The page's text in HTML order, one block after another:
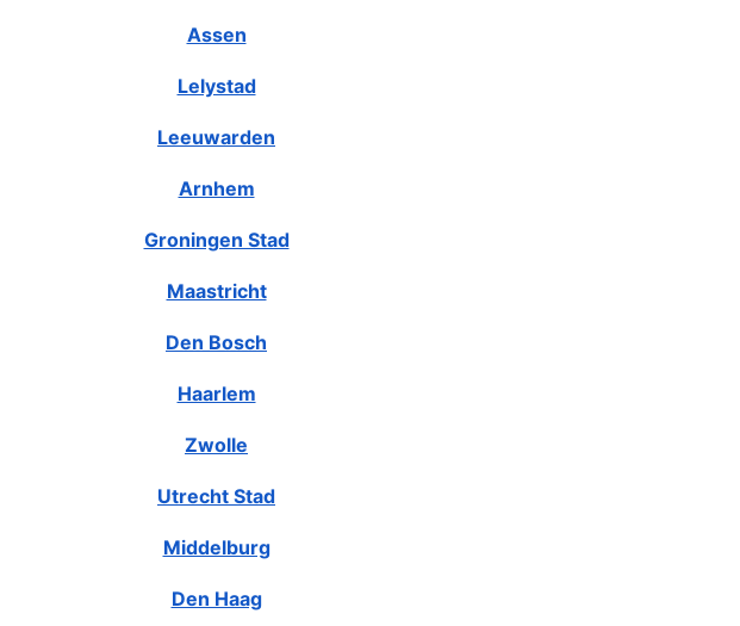
Assen
Lelystad
Leeuwarden
Arnhem
Groningen Stad
Maastricht
Den Bosch
Haarlem
Zwolle
Utrecht Stad
Middelburg
Den Haag